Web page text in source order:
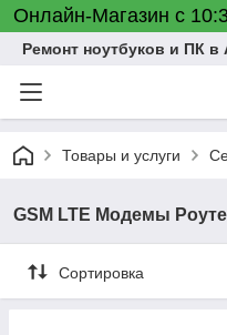
Онлайн-Магазин с
Ремонт ноутбуков и ПК в
Товары и услуги
GSM LTE Модемы
Сортировка